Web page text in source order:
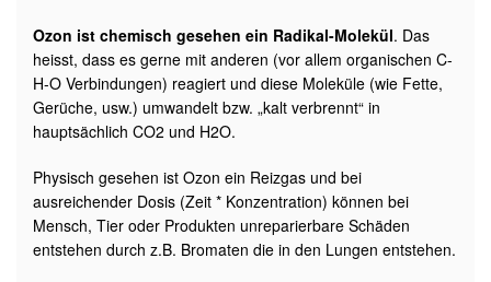
Ozon ist chemisch gesehen ein Radikal-Molekül. Das
heisst, dass es gerne mit anderen (vor allem organischen C-
H-O Verbindungen) reagiert und diese Moleküle (wie Fette,
Gerüche, usw.) umwandelt bzw. „kalt verbrennt“ in
hauptsächlich CO2 und H2O.
Physisch gesehen ist Ozon ein Reizgas und bei
ausreichender Dosis (Zeit * Konzentration) können bei
Mensch, Tier oder Produkten unreparierbare Schäden
entstehen durch z.B. Bromaten die in den Lungen entstehen.